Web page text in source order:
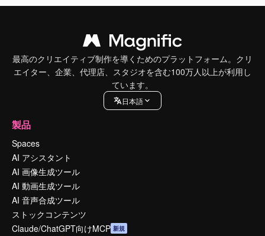
最高のクリエイティブ制作を導くためのプラットフォーム。クリ
エイター、企業、代理店、スタジオを含む100万人以上が利用し
ています。
日本語
製品
Spaces
AI アシスタント
AI 画像生成ツール
AI 動画生成ツール
AI 音声合成ツール
ストックコンテンツ
Claude/ChatGPT向けMCP 新規